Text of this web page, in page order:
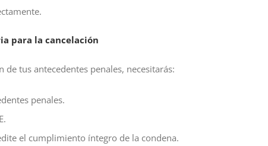
para la cancelación
de tus antecedentes penales, necesitarás:
penales.
el cumplimiento íntegro de la condena.